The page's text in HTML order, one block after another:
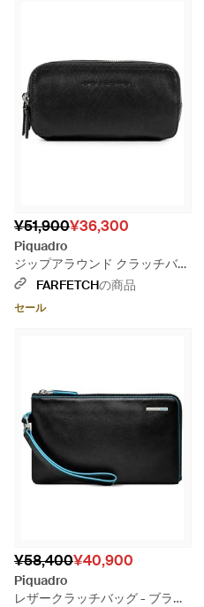
¥51,900¥36,300
Piquadro
ジップアラウンド クラッチバッ
グ - ブラック
FARFETCHの商品
セール
¥58,400¥40,900
Piquadro
レザークラッチバッグ - ブラッ